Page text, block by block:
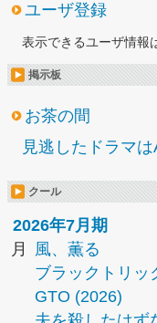
ユーザ登録
表示できるユーザ情報
掲示板
お茶の間
見逃したドラマ
クール
2026年7月期
月
風、薫る
ブラックトリッ
GTO (2026)